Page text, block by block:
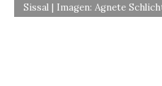
Sissal | Imagen: Agnete